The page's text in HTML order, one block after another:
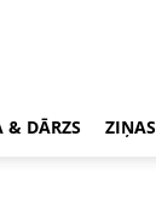
& DĀRZS ZIŅAS